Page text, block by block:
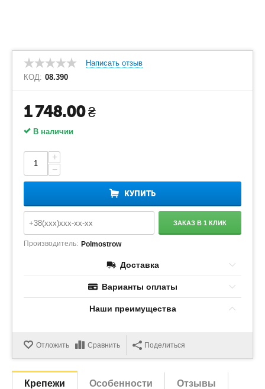
Написать отзыв
КОД: 08.390
1 748.00₴
В наличии
+
−
КУПИТЬ
ЗАКАЗ В 1 КЛИК
Производитель: Polmostrow
Доставка
Варианты оплаты
Наши преимущества
Отложить Сравнить Поделиться
Крепежи Особенности Отзывы